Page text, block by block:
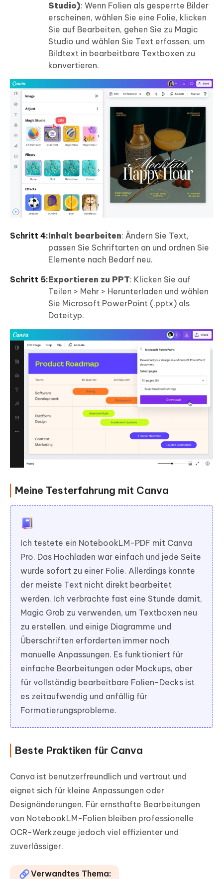
Studio): Wenn Folien als gesperrte Bilder
erscheinen, wählen Sie eine Folie, klicken
Sie auf Bearbeiten, gehen Sie zu Magic
Studio und wählen Sie Text erfassen, um
Bildtext in bearbeitbare Textboxen zu
konvertieren.
Schritt 4:Inhalt bearbeiten: Ändern Sie Text,
passen Sie Schriftarten an und ordnen Sie
Elemente nach Bedarf neu.
Schritt 5:Exportieren zu PPT: Klicken Sie auf
Teilen > Mehr > Herunterladen und wählen
Sie Microsoft PowerPoint (.pptx) als
Dateityp.
Meine Testerfahrung mit Canva
Ich testete ein NotebookLM-PDF mit Canva
Pro. Das Hochladen war einfach und jede Seite
wurde sofort zu einer Folie. Allerdings konnte
der meiste Text nicht direkt bearbeitet
werden. Ich verbrachte fast eine Stunde damit,
Magic Grab zu verwenden, um Textboxen neu
zu erstellen, und einige Diagramme und
Überschriften erforderten immer noch
manuelle Anpassungen. Es funktioniert für
einfache Bearbeitungen oder Mockups, aber
für vollständig bearbeitbare Folien-Decks ist
es zeitaufwendig und anfällig für
Formatierungsprobleme.
Beste Praktiken für Canva
Canva ist benutzerfreundlich und vertraut und
eignet sich für kleine Anpassungen oder
Designänderungen. Für ernsthafte Bearbeitungen
von NotebookLM-Folien bleiben professionelle
OCR-Werkzeuge jedoch viel effizienter und
zuverlässiger.
Verwandtes Thema: